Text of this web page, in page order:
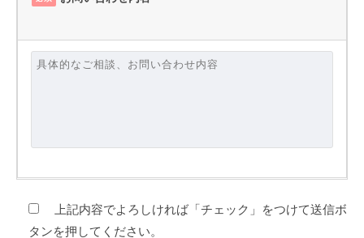
上記内容でよろしければ「チェック」をつけて送信ボ
タンを押してください。